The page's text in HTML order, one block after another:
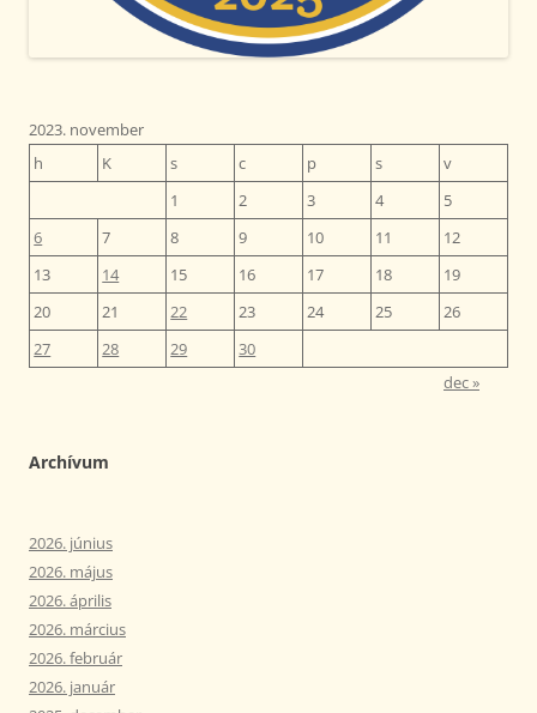
2023. november
h
K s c p s
v
1
2 3 4
5
6
7 8 9 10 11
12
13
14 15 16 17 18
19
20
21 22 23 24 25
26
27
28 29
30
dec »
Archívum
2026. június
2026. május
2026. április
2026. március
2026. február
2026. január